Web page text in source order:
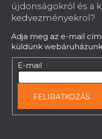
újdonságokról és a
kedvezményekrol?
Adja meg az e-mail
küldünk
E-mail
FELIRATKOZÁS